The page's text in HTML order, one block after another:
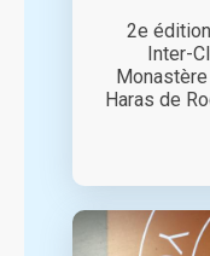
2e
Inter-
Haras de